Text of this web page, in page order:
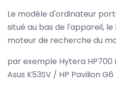
Le modèle d'ordinateur
situé au bas de l'appareil,
moteur de recherche du
par exemple Hytera HP700
Asus K53SV / HP Pavilion